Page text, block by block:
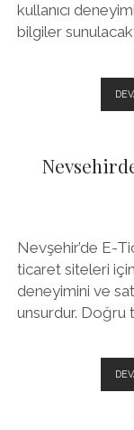
kullanıcı
bilgiler
Nevşehir’de E-
ticaret siteleri
deneyimini ve
unsurdur. Doğru